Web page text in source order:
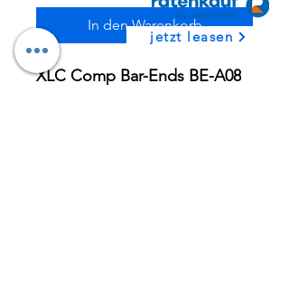
In den Warenkorb
XLC Comp Bar-Ends BE-A08
jetzt leasen